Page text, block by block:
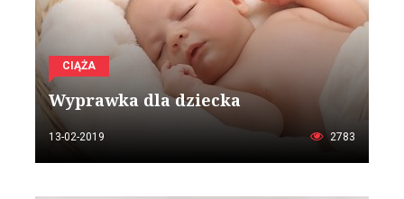
CIĄŻA
Wyprawka dla dziecka
13-02-2019 2783